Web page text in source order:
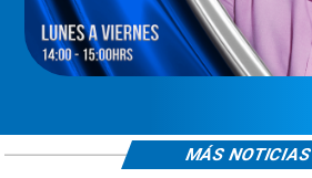
MÁS NOTICIAS